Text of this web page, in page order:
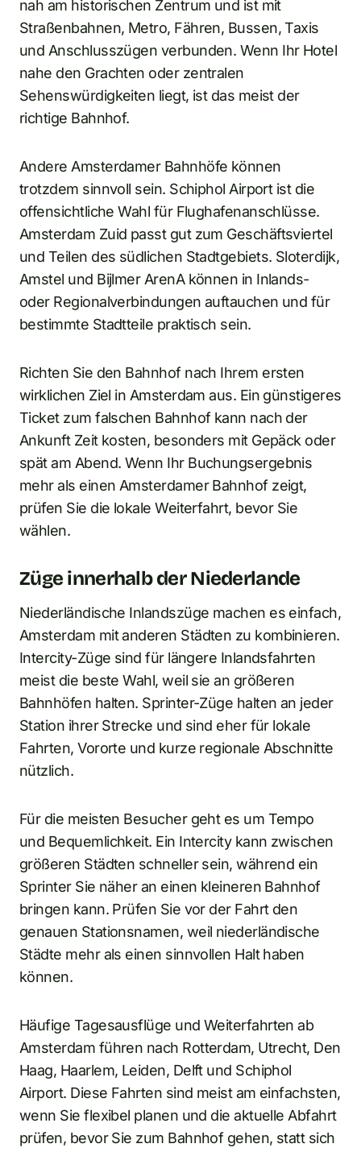
nah am historischen Zentrum und ist mit
Straßenbahnen, Metro, Fähren, Bussen, Taxis
und Anschlusszügen verbunden. Wenn Ihr Hotel
nahe den Grachten oder zentralen
Sehenswürdigkeiten liegt, ist das meist der
richtige Bahnhof.
Andere Amsterdamer Bahnhöfe können
trotzdem sinnvoll sein. Schiphol Airport ist die
offensichtliche Wahl für Flughafenanschlüsse.
Amsterdam Zuid passt gut zum Geschäftsviertel
und Teilen des südlichen Stadtgebiets. Sloterdijk,
Amstel und Bijlmer ArenA können in Inlands-
oder Regionalverbindungen auftauchen und für
bestimmte Stadtteile praktisch sein.
Richten Sie den Bahnhof nach Ihrem ersten
wirklichen Ziel in Amsterdam aus. Ein günstigeres
Ticket zum falschen Bahnhof kann nach der
Ankunft Zeit kosten, besonders mit Gepäck oder
spät am Abend. Wenn Ihr Buchungsergebnis
mehr als einen Amsterdamer Bahnhof zeigt,
prüfen Sie die lokale Weiterfahrt, bevor Sie
wählen.
Züge innerhalb der Niederlande
Niederländische Inlandszüge machen es einfach,
Amsterdam mit anderen Städten zu kombinieren.
Intercity-Züge sind für längere Inlandsfahrten
meist die beste Wahl, weil sie an größeren
Bahnhöfen halten. Sprinter-Züge halten an jeder
Station ihrer Strecke und sind eher für lokale
Fahrten, Vororte und kurze regionale Abschnitte
nützlich.
Für die meisten Besucher geht es um Tempo
und Bequemlichkeit. Ein Intercity kann zwischen
größeren Städten schneller sein, während ein
Sprinter Sie näher an einen kleineren Bahnhof
bringen kann. Prüfen Sie vor der Fahrt den
genauen Stationsnamen, weil niederländische
Städte mehr als einen sinnvollen Halt haben
können.
Häufige Tagesausflüge und Weiterfahrten ab
Amsterdam führen nach Rotterdam, Utrecht, Den
Haag, Haarlem, Leiden, Delft und Schiphol
Airport. Diese Fahrten sind meist am einfachsten,
wenn Sie flexibel planen und die aktuelle Abfahrt
prüfen, bevor Sie zum Bahnhof gehen, statt sich